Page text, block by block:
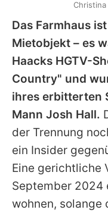
Das Farmhaus
Mietobjekt – es
Haacks HGTV-
Country" und
ihres erbitterten
Mann Josh Hall.
der Trennung
ein Insider
Eine gerichtliche
September 2024
wohnen,